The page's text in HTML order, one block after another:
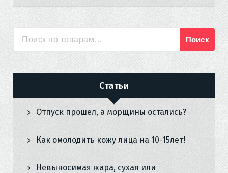
Поиск
Статьи
Отпуск прошел, а морщины остались?
Как омолодить кожу лица на 10-15лет!
Невыносимая жара, сухая или